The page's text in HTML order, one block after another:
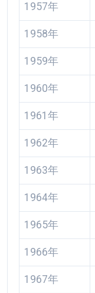
1957年
1958年
1959年
1960年
1961年
1962年
1963年
1964年
1965年
1966年
1967年